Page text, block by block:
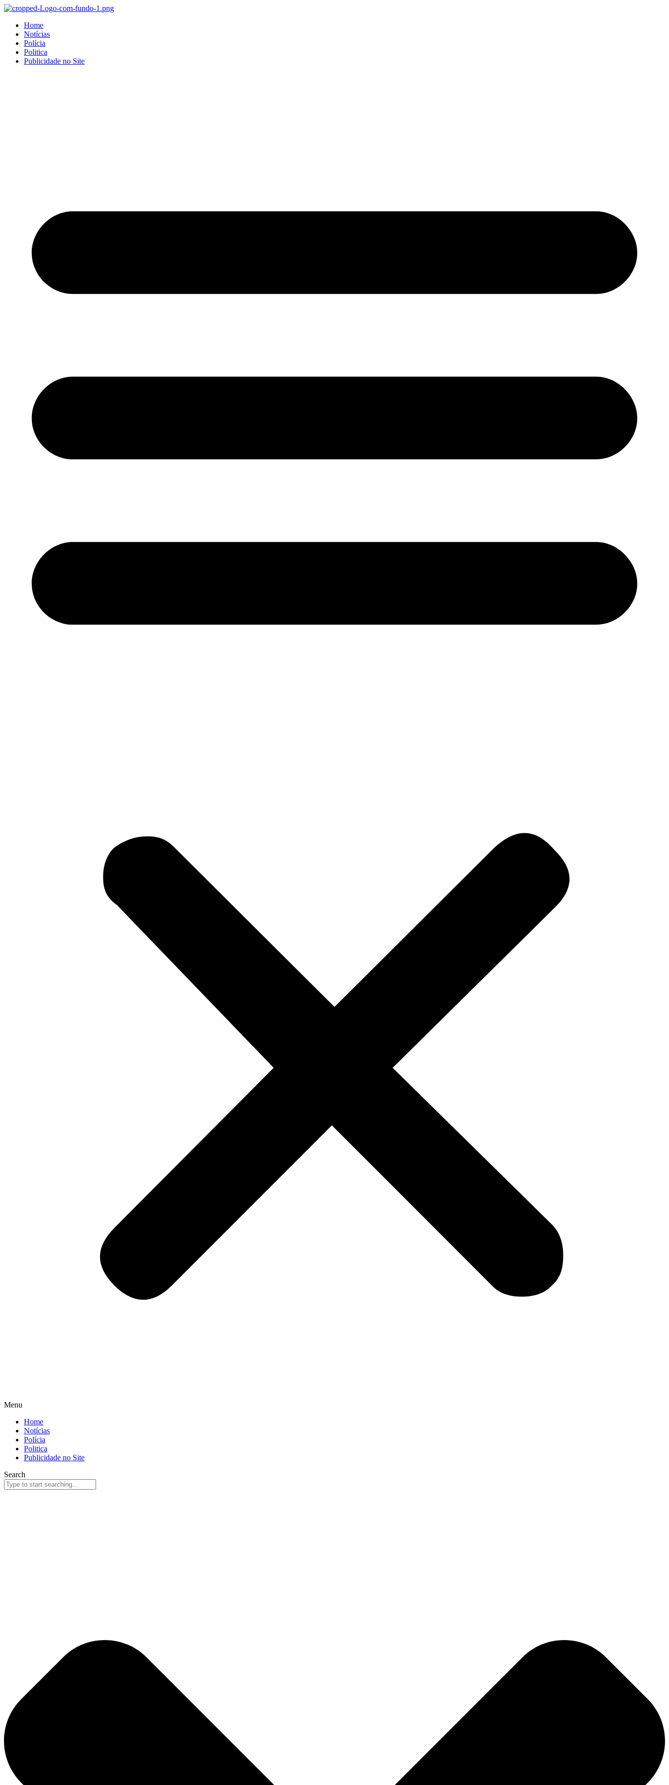
Home
Notícias
Polícia
Politica
Publicidade no Site
Menu
Home
Notícias
Polícia
Politica
Publicidade no Site
Search